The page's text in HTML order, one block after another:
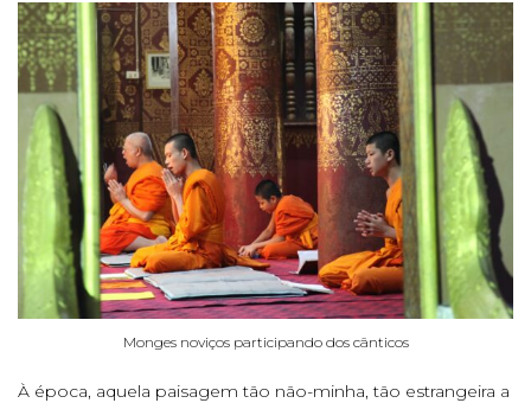
Monges noviços participando dos cânticos
À época, aquela paisagem tão não-minha, tão estrangeira a